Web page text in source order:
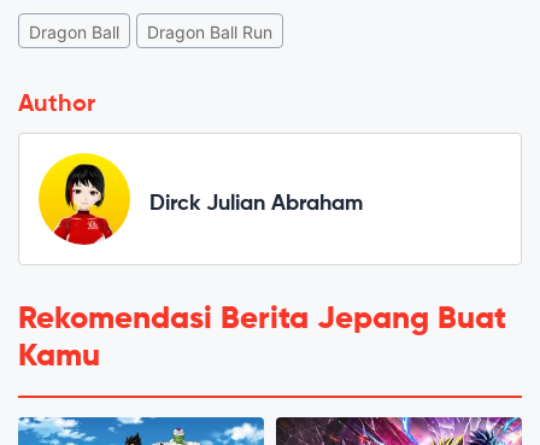
Dragon Ball Dragon Ball Run
Author
Dirck Julian Abraham
Rekomendasi Berita Jepang Buat
Kamu